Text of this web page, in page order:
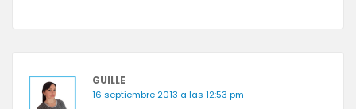
GUILLE
16 septiembre 2013 a las 12:53 pm